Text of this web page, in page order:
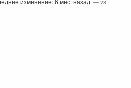
изменение:6 мес. назад —vs